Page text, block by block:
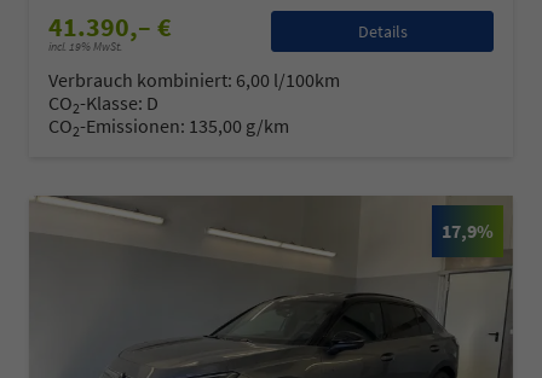
41.390,– €
incl. 19% MwSt.
Details
Verbrauch kombiniert: 6,00 l/100km
CO2-Klasse: D
CO2-Emissionen: 135,00 g/km
17,9%